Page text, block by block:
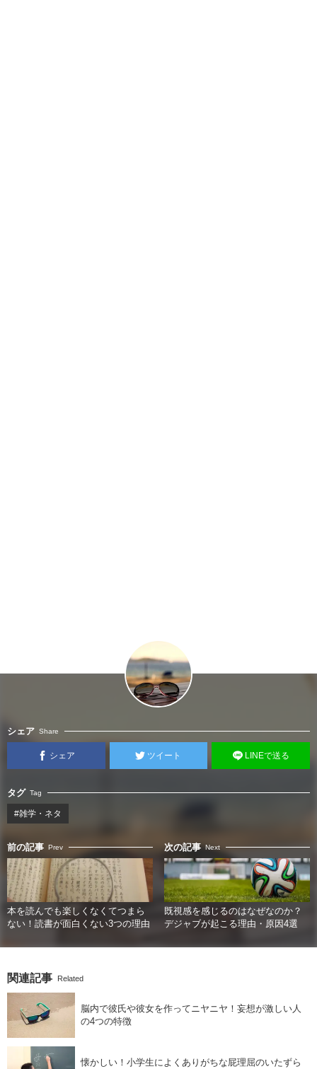
シェア Share
シェア ツイート LINEで送る
タグ Tag
#雑学・ネタ
前の記事 Prev
本を読んでも楽しくなくてつまら
ない！読書が面白くない3つの理由
次の記事 Next
既視感を感じるのはなぜなのか？
デジャブが起こる理由・原因4選
関連記事 Related
脳内で彼氏や彼女を作ってニヤニヤ！妄想が激しい人
の4つの特徴
懐かしい！小学生によくありがちな屁理屈のいたずら